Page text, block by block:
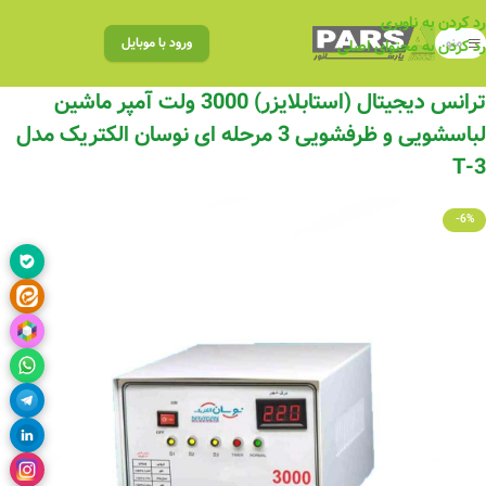
رد کردن به ناوبری
رد کردن به محتوای اصلی
منو ورود با موبایل
ترانس دیجیتال (استابلایزر) 3000 ولت آمپر ماشین
لباسشویی و ظرفشویی 3 مرحله ای نوسان الکتریک مدل
T-3
-6%